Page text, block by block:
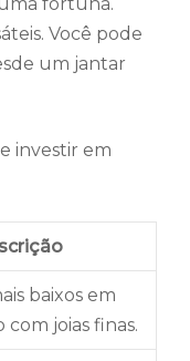
Você pode
um jantar
investir em
baixos em
com joias finas.